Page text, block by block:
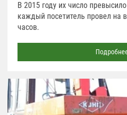
В 2015 году их число
каждый посетитель провел на
часов.